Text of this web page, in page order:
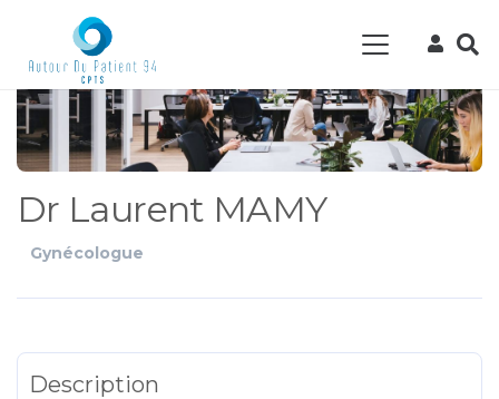
Dr Laurent MAMY
Gynécologue
Description